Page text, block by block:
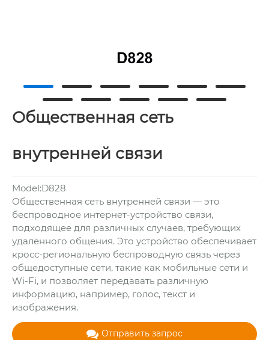
Общественная сеть
внутренней связи
Model:D828
Общественная сеть внутренней связи — это
беспроводное интернет-устройство связи,
подходящее для различных случаев, требующих
удалённого общения. Это устройство обеспечивает
кросс-региональную беспроводную связь через
общедоступные сети, такие как мобильные сети и
Wi-Fi, и позволяет передавать различную
информацию, например, голос, текст и
изображения.
Отправить запрос